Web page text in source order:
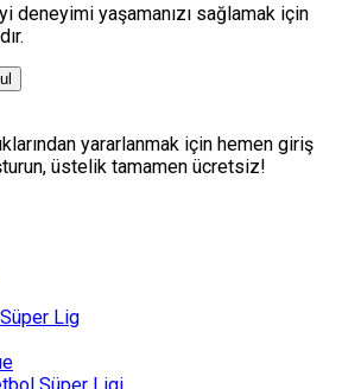
deneyimi yaşamanızı sağlamak için
yararlanmak için hemen giriş
üstelik tamamen ücretsiz!
Lig